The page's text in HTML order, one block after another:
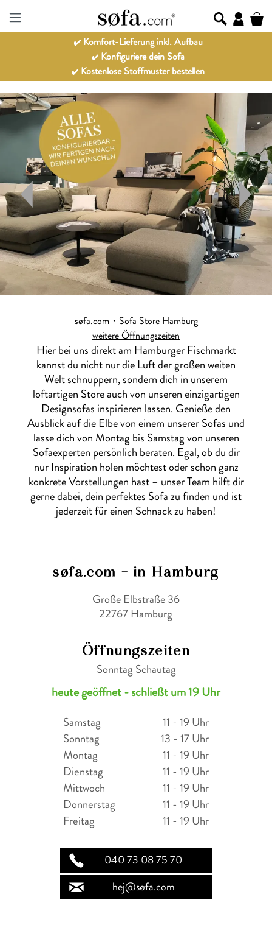
Komfort-Lieferung inkl. Aufbau
Konfiguriere dein Sofa
Kostenlose Stoffmuster bestellen
søfa.com・Sofa Store Hamburg
weitere Öffnungszeiten
Hier bei uns direkt am Hamburger Fischmarkt
kannst du nicht nur die Luft der großen weiten
Welt schnuppern, sondern dich in unserem
loftartigen Store auch von unseren einzigartigen
Designsofas inspirieren lassen. Genieße den
Ausblick auf die Elbe von einem unserer Sofas und
lasse dich von Montag bis Samstag von unseren
Sofaexperten persönlich beraten. Egal, ob du dir
nur Inspiration holen möchtest oder schon ganz
konkrete Vorstellungen hast – unser Team hilft dir
gerne dabei, dein perfektes Sofa zu finden und ist
jederzeit für einen Schnack zu haben!
søfa.com - in Hamburg
Große Elbstraße 36
22767 Hamburg
Öffnungszeiten
Sonntag Schautag
heute geöffnet - schließt um 19 Uhr
Samstag
11 - 19 Uhr
Sonntag
13 - 17 Uhr
Montag
11 - 19 Uhr
Dienstag
11 - 19 Uhr
Mittwoch
11 - 19 Uhr
Donnerstag
11 - 19 Uhr
Freitag
11 - 19 Uhr
040 73 08 75 70
hej@søfa.com